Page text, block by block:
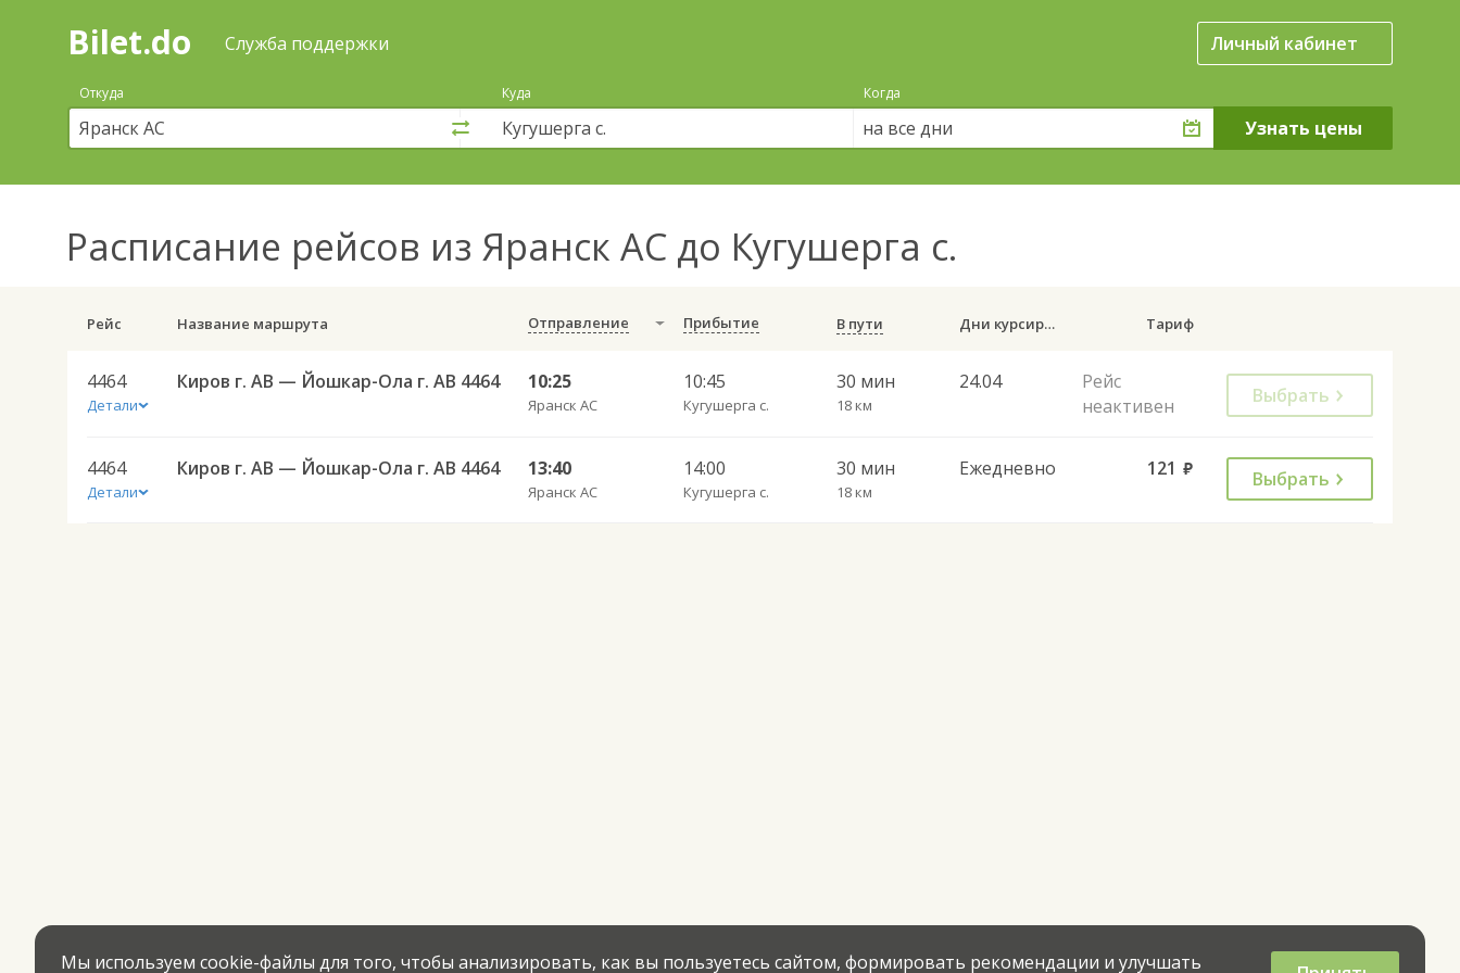
Поиск
покупка
билетов
автобус
онлайн
Bilet.do Служба поддержки Личный кабинет
Откуда Куда Когда
на все дни
Расписание рейсов из Яранск АС до Кугушерга с.
Рейс Название маршрута Отправление Прибытие В пути Дни курсирования Тариф
4464
Детали
Киров г. АВ — Йошкар-Ола г. АВ 4464 10:25
Яранск АС
10:45
Кугушерга с.
30 мин
18 км
24.04
Рейс
неактивен
Выбрать
4464
Детали
Киров г. АВ — Йошкар-Ола г. АВ 4464 13:40
Яранск АС
14:00
Кугушерга с.
30 мин
18 км
Ежедневно 121 руб. Выбрать
Мы используем cookie-файлы для того, чтобы анализировать, как вы пользуетесь сайтом, формировать рекомендации и улучшать